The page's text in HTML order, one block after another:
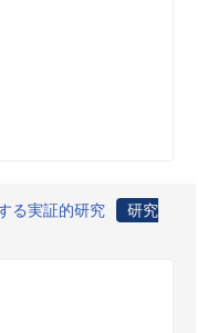
る実証的研究
研究